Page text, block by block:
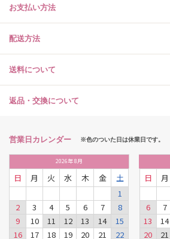
お支払い方法
配送方法
送料について
返品・交換について
営業日カレンダー ※色のついた日は休業日です。
2026年8月
日 月 火 水 木 金
土
1
2
3 4 5 6 7
8
9
10 11 12 13 14
15
16
17 18 19 20 21 22
日 月
6
7
13
14
20
21